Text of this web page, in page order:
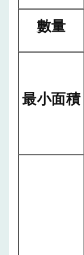
數量
最小面積